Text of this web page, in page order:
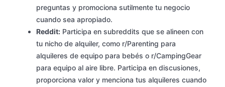
preguntas y promociona sutilmente tu negocio
cuando sea apropiado.
Reddit: Participa en subreddits que se alineen con
tu nicho de alquiler, como r/Parenting para
alquileres de equipo para bebés o r/CampingGear
para equipo al aire libre. Participa en discusiones,
proporciona valor y menciona tus alquileres cuando